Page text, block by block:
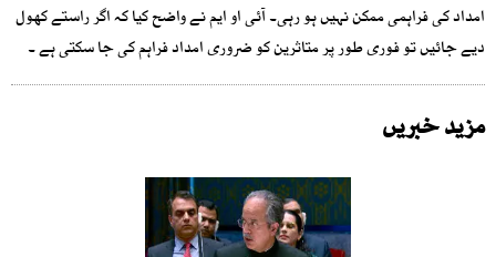
امداد کی فراہمی ممکن نہیں ہو رہی۔ آئی او ایم نے واضح کیا کہ اگر راستے کھول
دیے جائیں تو فوری طور پر متاثرین کو ضروری امداد فراہم کی جا سکتی ہے ۔
مزید خبریں